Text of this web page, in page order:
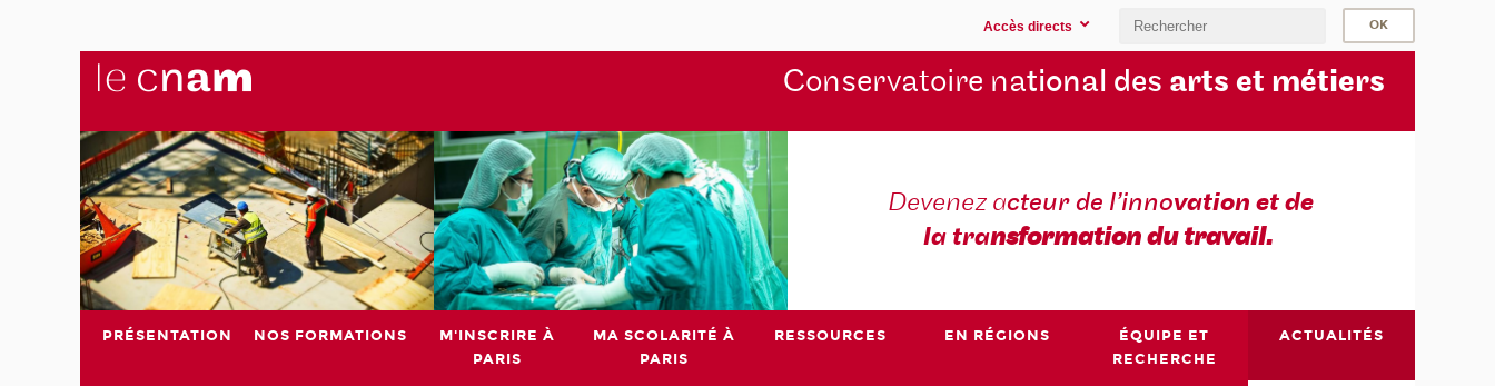
Accès directs
Conservatoire national des arts et métiers
Devenez acteur de l’innovation et de
la transformation du travail.
PRÉSENTATION NOS FORMATIONS
M'INSCRIRE À
PARIS
MA SCOLARITÉ À
PARIS
RESSOURCES EN RÉGIONS
ÉQUIPE ET
RECHERCHE
ACTUALITÉS